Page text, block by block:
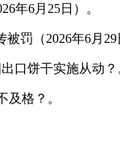
年6月25日）。
罚（2026年6月29
口饼干实施从动？
格？。